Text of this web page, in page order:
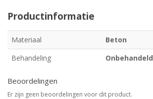
Productinformatie
Materiaal
Beton
Behandeling
Onbehandeld
Beoordelingen
Er zijn geen beoordelingen voor dit product.